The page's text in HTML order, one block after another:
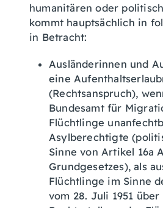
humanitären oder
kommt hauptsächlich in
in Betracht:
Ausländerinnen und
eine
(Rechtsanspruch),
Bundesamt für
Flüchtlinge
Asylberechtigte
Sinne von Artikel 16a
Grundgesetzes), als
Flüchtlinge im Sinne
vom 28. Juli 1951 über